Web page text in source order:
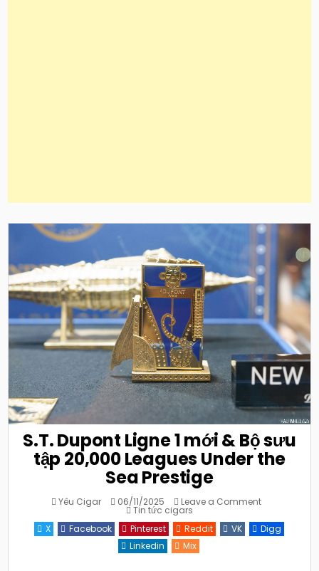
S.T. Dupont Ligne 1 mới & Bộ sưu
tập 20,000 Leagues Under the
Sea Prestige
Yêu Cigar 06/11/2025 Leave a Commenton
Ligne
1
Posted
Tin tức cigars
X
Facebook Pinterest Reddit VK
Digg
Linkedin
Mix